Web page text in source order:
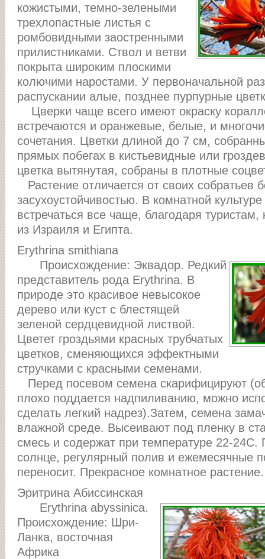
кожистыми, темно-зелеными
трехлопастные листья с
ромбовидными заостренными
прилистниками. Ствол и ветви
покрыта широким плоскими
колючими наростами. У первоначальной
распускании алые, позднее пурпурные
Цверки чаще всего имеют окраску
встречаются и оранжевые, белые, и
сочетания. Цветки длиной до 7 см,
прямых побегах в кистьевидные или
цветка вытянутая, собраны в плотные
Растение отличается от своих собратьев
засухоустойчивостью. В комнатной
встречаться все чаще, благодаря
из Израиля и Египта.
Erythrina smithiana
Происхождение: Эквадор. Редкий
представитель рода Erythrina. В
природе это красивое невысокое
дерево или куст с блестящей
зеленой сердцевидной листвой.
Цветет гроздьями красных трубчатых
цветков, сменяющихся эффектными
стручками с красными семенами.
Перед посевом семена скарифицируют
плохо поддается надпиливанию, можно
сделать легкий надрез).Затем, семена
влажной среде. Высеивают под пленку в
смесь и содержат при температуре 22-24С.
солнце, регулярный полив и ежемесячные
переносит. Прекрасное комнатное растение.
Эритрина Абиссинская
Erythrina abyssinica.
Происхождение: Шри-
Ланка, восточная
Африка